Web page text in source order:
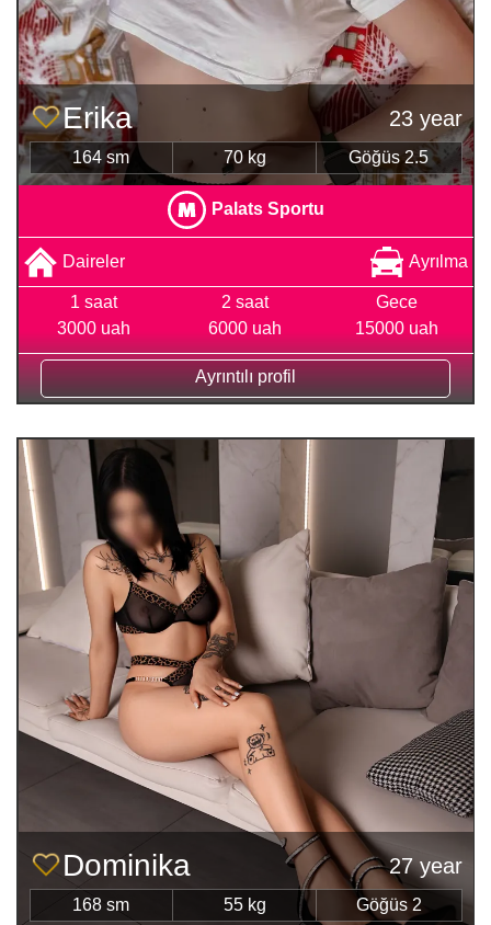
Erika 23 year
164 sm 70 kg Göğüs 2.5
Palats Sportu
Daireler Ayrılma
1 saat
3000 uah
2 saat
6000 uah
Gece
15000 uah
Ayrıntılı profil
Dominika 27 year
168 sm 55 kg Göğüs 2